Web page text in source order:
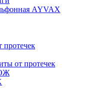
AYVAX
от протечек